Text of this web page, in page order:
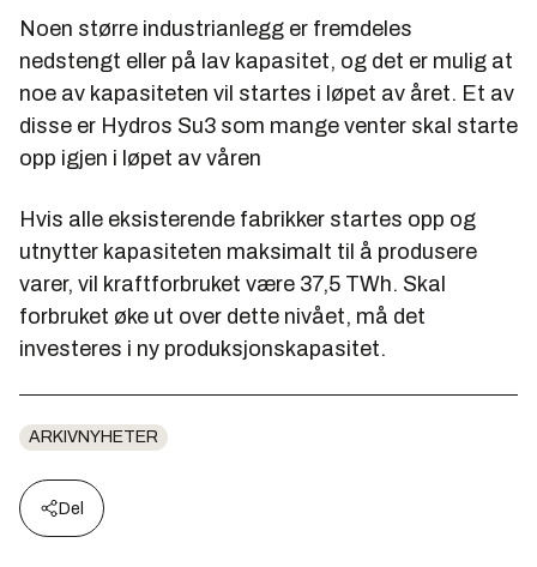
Noen større industrianlegg er fremdeles
nedstengt eller på lav kapasitet, og det er mulig at
noe av kapasiteten vil startes i løpet av året. Et av
disse er Hydros Su3 som mange venter skal starte
opp igjen i løpet av våren
Hvis alle eksisterende fabrikker startes opp og
utnytter kapasiteten maksimalt til å produsere
varer, vil kraftforbruket være 37,5 TWh. Skal
forbruket øke ut over dette nivået, må det
investeres i ny produksjonskapasitet.
ARKIVNYHETER
Del